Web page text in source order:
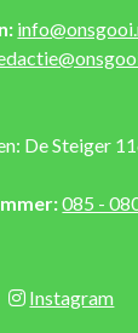
De Steiger
085 -
Instagram